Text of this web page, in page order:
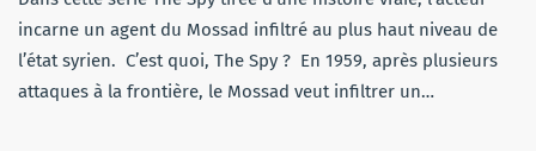
incarne un agent du Mossad infiltré au plus haut niveau de
l’état syrien. C’est quoi, The Spy ? En 1959, après plusieurs
attaques à la frontière, le Mossad veut infiltrer un…